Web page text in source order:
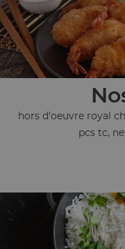
hors d'oeuvre royal
pcs tc,